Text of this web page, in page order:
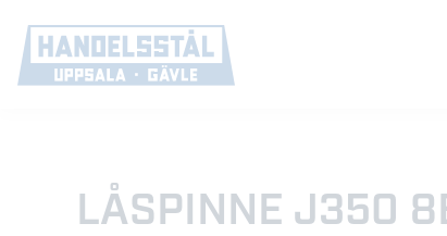
LÅSPINNE J350